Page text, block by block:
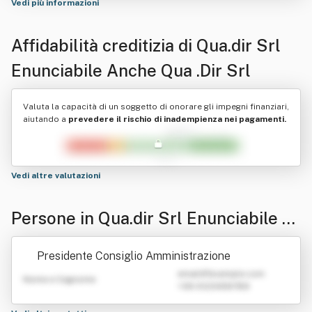
Vedi più informazioni
Affidabilità creditizia di Qua.dir Srl
Enunciabile Anche Qua .Dir Srl
Valuta la capacità di un soggetto di onorare gli impegni finanziari,
aiutando a prevedere il rischio di inadempienza nei pagamenti.
Vedi altre valutazioni
Persone in Qua.dir Srl Enunciabile A
nche Qua .Dir Srl
Presidente Consiglio Amministrazione
Nome e Cognome